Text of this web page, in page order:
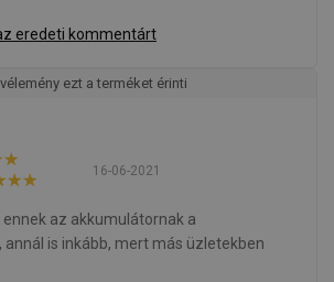
eredeti kommentárt
ezt a terméket érinti
16-06-2021
az akkumulátornak a
annál is inkább, mert más üzletekben